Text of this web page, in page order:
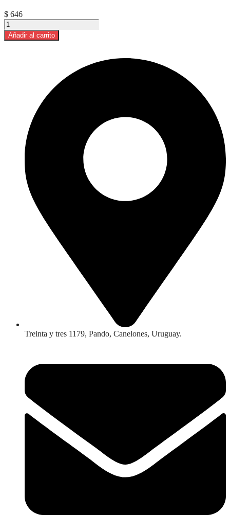
$ 646
Aceite
de
Oliva
Añadir al carrito
Treinta y tres 1179, Pando, Canelones, Uruguay.